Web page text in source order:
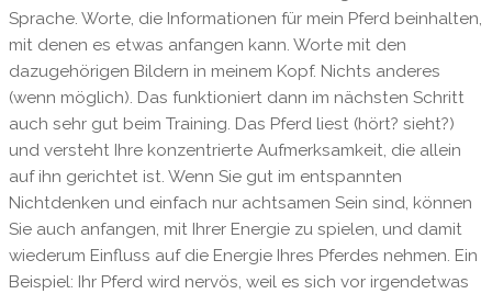
Sprache. Worte, die Informationen für mein Pferd beinhalten,
mit denen es etwas anfangen kann. Worte mit den
dazugehörigen Bildern in meinem Kopf. Nichts anderes
(wenn möglich). Das funktioniert dann im nächsten Schritt
auch sehr gut beim Training. Das Pferd liest (hört? sieht?)
und versteht Ihre konzentrierte Aufmerksamkeit, die allein
auf ihn gerichtet ist. Wenn Sie gut im entspannten
Nichtdenken und einfach nur achtsamen Sein sind, können
Sie auch anfangen, mit Ihrer Energie zu spielen, und damit
wiederum Einfluss auf die Energie Ihres Pferdes nehmen. Ein
Beispiel: Ihr Pferd wird nervös, weil es sich vor irgendetwas